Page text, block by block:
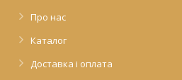
Про нас
Каталог
Доставка і оплата